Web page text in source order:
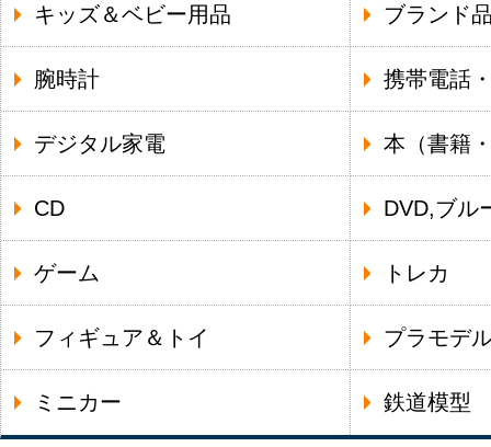
キッズ＆ベビー用品 ブランド
腕時計 携帯電話
デジタル家電 本（書籍
CD DVD,ブル
ゲーム トレカ
フィギュア＆トイ プラモデ
ミニカー 鉄道模型